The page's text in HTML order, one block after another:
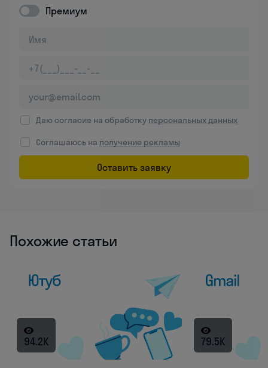
Премиум
Даю согласие на обработку персональных данных
Соглашаюсь на получение рекламы
Оставить заявку
Похожие статьи
94.2K 79.5K